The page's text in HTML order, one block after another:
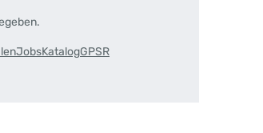
JobsKatalogGPSR